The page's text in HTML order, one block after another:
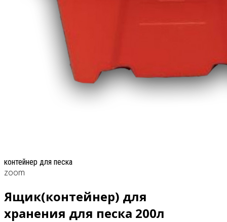
контейнер для песка
zoom
Ящик(контейнер) для
хранения для песка 200л